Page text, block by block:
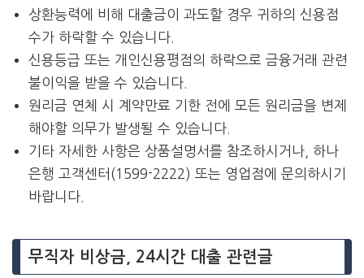
상환능력에 비해 대출금이 과도할 경우 귀하의 신용점
수가 하락할 수 있습니다.
신용등급 또는 개인신용평점의 하락으로 금융거래 관련
불이익을 받을 수 있습니다.
원리금 연체 시 계약만료 기한 전에 모든 원리금을 변제
해야할 의무가 발생될 수 있습니다.
기타 자세한 사항은 상품설명서를 참조하시거나, 하나
은행 고객센터(1599-2222) 또는 영업점에 문의하시기
바랍니다.
무직자 비상금, 24시간 대출 관련글